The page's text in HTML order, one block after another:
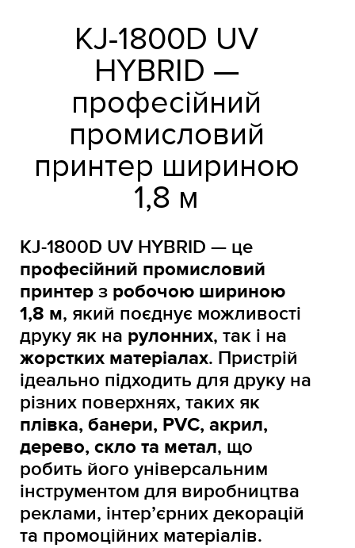
KJ-1800D UV
HYBRID —
професійний
промисловий
принтер шириною
1,8 м
KJ-1800D UV HYBRID — це
професійний промисловий
принтер з робочою шириною
1,8 м, який поєднує можливості
друку як на рулонних, так і на
жорстких матеріалах. Пристрій
ідеально підходить для друку на
різних поверхнях, таких як
плівка, банери, PVC, акрил,
дерево, скло та метал, що
робить його універсальним
інструментом для виробництва
реклами, інтер’єрних декорацій
та промоційних матеріалів.